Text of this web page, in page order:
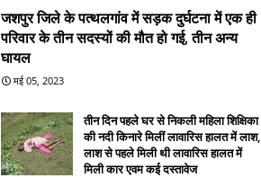
जशपुर जिले के पत्थलगांव में सड़क दुर्घटना में एक ही
परिवार के तीन सदस्यों की मौत हो गई, तीन अन्य
घायल
मई 05, 2023
तीन दिन पहले घर से निकली महिला शिक्षिका
की नदी किनारे मिलीं लावारिस हालत में लाश,
लाश से पहले मिली थी लावारिस हालत में
मिली कार एवम कई दस्तावेज